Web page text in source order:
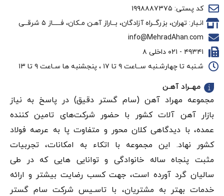
کد پستی: ۱۹۹۸۸۸۷۳۷۵
انـبار: تهران، بزرگــراه آزادگان، بــاراز آهـن مـکان، فـــــاز ۵ شرقــی
info@MehradAhan.com
۴۹۳۴۱ - ۰۲۱ داخلی ۸
شـنبه تا چهارشـنبه ســاعت ۹ تا ۱۷ ، پنجشنبه ها سـاعت ۹ تا ۱۳
مهــراد آهـن
مجموعه مهراد آهن (سام گستر دقيق) در پاسخ به نیاز
بازار آهن‌ آلات کشور با حضور شرکت‌های تامین کننده
عمده، با دیدگاهی کلان محور و متفاوت پا به عرصه فولاد
کشور نهاد. این مجموعه با اتکاء به امکانات، تجربیات
مثبت پنجاه ساله خانوادگی و توانایی هایی که در طی
سالیان گرد آورده است، جهت کسب رضایت بیشتر و ارائه
خدمات بهتر به مشتریان، با تاسـیس شرکت سام گستر